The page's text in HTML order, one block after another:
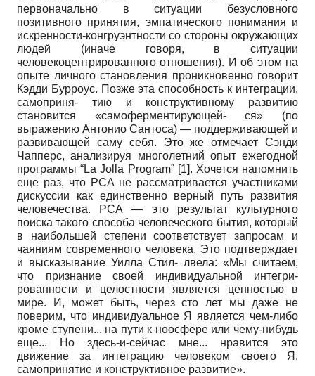
первоначально в ситуации безусловного
позитивного принятия, эмпатического понимания и
искренности-конгруэнтности со стороны окружающих
людей (иначе говоря, в ситуации
человекоцентрированного отношения). И об этом на
опыте личного становления проникновенно говорит
Кэдди Бурроус. Позже эта способность к интеграции,
самоприня- тию и конструктивному развитию
становится «самоферментирующей- ся» (по
выражению Антонио Сантоса) — поддерживающей и
развивающей саму себя. Это же отмечает Сэнди
Чапперс, анализируя многолетний опыт ежегодной
программы “La Jolla Program” [1]. Хочется напомнить
еще раз, что РСА не рассматривается участниками
дискуссии как единственно верный путь развития
человечества. РСА — это результат культурного
поиска такого способа человеческого бытия, который
в наибольшей степени соответствует запросам и
чаяниям современного человека. Это подтверждает
и высказывание Уилла Стил- лвела: «Мы считаем,
что признание своей индивидуальной интегри­
рованности и целостности является ценностью в
мире. И, может быть, через сто лет мы даже не
поверим, что индивидуальное Я является чем-либо
кроме ступени... на пути к ноосфере или чему-нибудь
еще... Но здесь-и-сейчас мне... нравится это
движение за интеграцию человеком своего Я,
самопринятие и конструктивное развитие».